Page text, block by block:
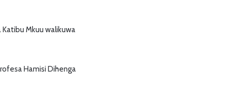
Mkuu walikuwa
Hamisi Dihenga